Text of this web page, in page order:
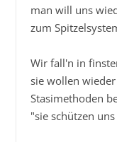
man will uns
zum
Wir fall'n in
sie wollen
Stasimethoden
"sie schützen